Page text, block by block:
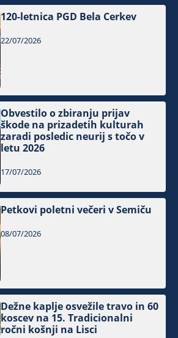
120-letnica PGD Bela Cerkev
22/07/2026
Obvestilo o zbiranju prijav
škode na prizadetih kulturah
zaradi posledic neurij s točo v
letu 2026
17/07/2026
Petkovi poletni večeri v Semiču
08/07/2026
Dežne kaplje osvežile travo in 60
koscev na 15. Tradicionalni
ročni košnji na Lisci